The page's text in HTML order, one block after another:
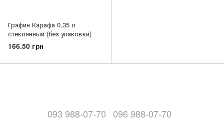
Графин Карафа 0,35 л
стеклянный (без упаковки)
166.50 грн
093 988-07-70 096 988-07-70